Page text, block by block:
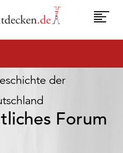
der
Forum